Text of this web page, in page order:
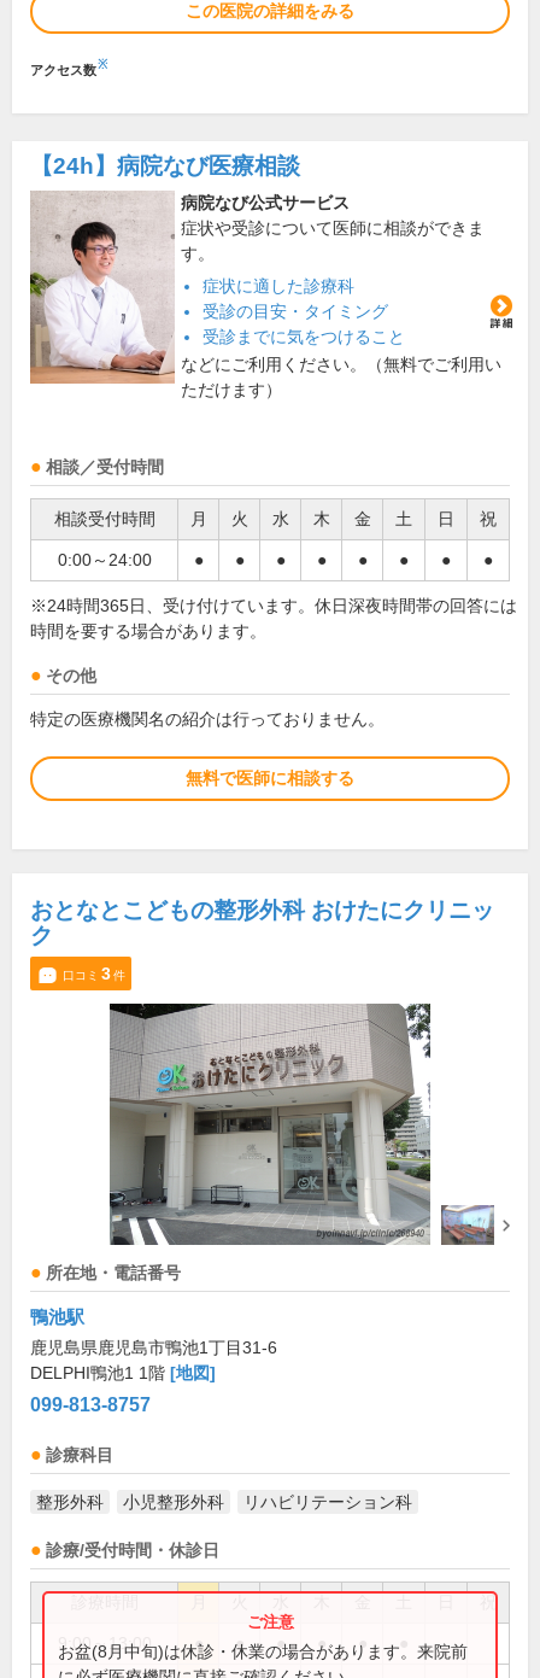
この医院の詳細をみる
アクセス数※
【24h】 病院なび医療相談
病院なび公式サービス
症状や受診について医師に相談ができま
す。
症状に適した診療科
受診の目安・タイミング
受診までに気をつけること
などにご利用ください。（無料でご利用い
ただけます）
相談／受付時間
相談受付時間 月 火 水 木 金 土 日 祝
0:00～24:00 ● ● ● ● ● ● ● ●
※24時間365日、受け付けています。休日深夜時間帯の回答には
時間を要する場合があります。
その他
特定の医療機関名の紹介は行っておりません。
無料で医師に相談する
おとなとこどもの整形外科 おけたにクリニッ
ク
口コミ 3件
所在地・電話番号
鴨池駅
鹿児島県鹿児島市鴨池1丁目31-6
DELPHI鴨池1 1階 [地図]
099-813-8757
診療科目
整形外科 小児整形外科 リハビリテーション科
診療/受付時間・休診日
祝
9:00～13:00 ● ● ● ● ●
お盆(8月中旬)は休診・休業の場合があります。来院前